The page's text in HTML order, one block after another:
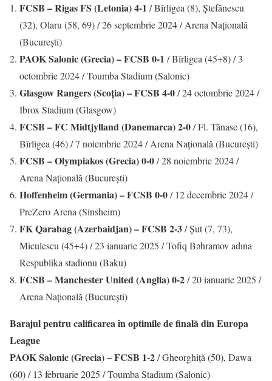
FCSB – Rigas FS (Letonia) 4-1 / Bîrligea (8), Ștefănescu
(32), Olaru (58, 69) / 26 septembrie 2024 / Arena Națională
(București)
PAOK Salonic (Grecia) – FCSB 0-1 / Bîrligea (45+8) / 3
octombrie 2024 / Toumba Stadium (Salonic)
Glasgow Rangers (Scoția) – FCSB 4-0/ 24 octombrie 2024 /
Ibrox Stadium (Glasgow)
FCSB – FC Midtjylland (Danemarca) 2-0/ Fl. Tănase (16),
Bîrligea (46) / 7 noiembrie 2024 / Arena Națională (București)
FCSB – Olympiakos (Grecia) 0-0/ 28 noiembrie 2024 /
Arena Națională (București)
Hoffenheim (Germania) – FCSB 0-0/ 12 decembrie 2024 /
PreZero Arena (Sinsheim)
FK Qarabag (Azerbaidjan) – FCSB 2-3/ Șut (7, 73),
Miculescu (45+4) / 23 ianuarie 2025 / Tofiq Bəhramov adına
Respublika stadionu (Baku)
FCSB – Manchester United (Anglia) 0-2/ 20 ianuarie 2025 /
Arena Națională (București)
Barajul pentru calificarea în optimile de finală din Europa
League
PAOK Salonic (Grecia) – FCSB 1-2/ Gheorghiță (50), Dawa
(60) / 13 februarie 2025 / Toumba Stadium (Salonic)